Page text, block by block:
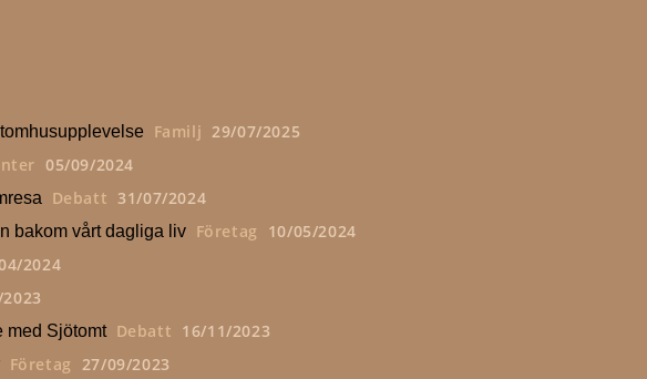
Familj 29/07/2025
05/09/2024
Debatt 31/07/2024
bakom vårt dagliga liv Företag 10/05/2024
2024
med Sjötomt Debatt 16/11/2023
Företag 27/09/2023